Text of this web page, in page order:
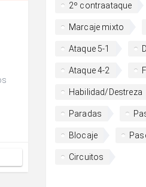
2º contraataque
Marcaje mixto
Ataque 5-1
Ataque 4-2
Habilidad/Destreza
Paradas
Blocaje
Circuitos